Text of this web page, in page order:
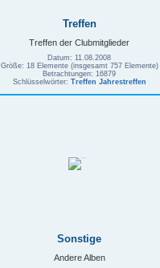
Treffen
Treffen der Clubmitglieder
Datum: 11.08.2008
Größe: 18 Elemente (insgesamt 757 Elemente)
Betrachtungen: 16879
Schlüsselwörter: Treffen Jahrestreffen
Sonstige
Andere Alben